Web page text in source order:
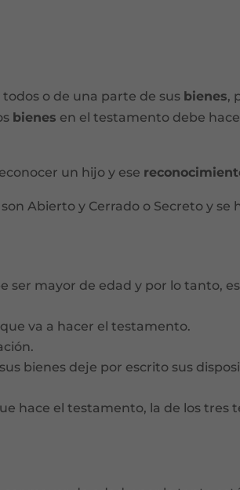
o de una parte de sus bienes,
bienes en el testamento debe
un hijo y ese
Abierto y Cerrado o Secreto y se
ser mayor de edad y por lo tanto,
va a hacer el testamento.
bienes deje por escrito sus
hace el testamento, la de los tres